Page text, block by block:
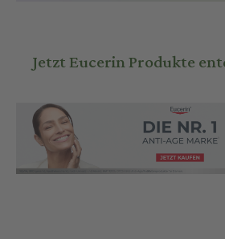
Jetzt Eucerin Produkte